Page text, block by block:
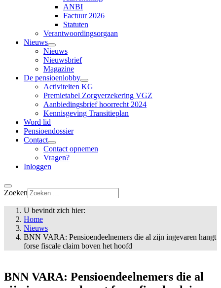
ANBI
Factuur 2026
Statuten
Verantwoordingsorgaan
Nieuws
Nieuws
Nieuwsbrief
Magazine
De pensioenlobby
Activiteiten KG
Premietabel Zorgverzekering VGZ
Aanbiedingsbrief hoorrecht 2024
Kennisgeving Transitieplan
Word lid
Pensioendossier
Contact
Contact opnemen
Vragen?
Inloggen
Zoeken
U bevindt zich hier:
Home
Nieuws
BNN VARA: Pensioendeelnemers die al zijn ingevaren hangt
forse fiscale claim boven het hoofd
BNN VARA: Pensioendeelnemers die al